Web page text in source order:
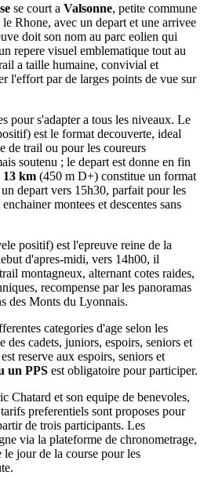
se court a Valsonne, petite commune
Rhone, avec un depart et une arrivee
doit son nom au parc eolien qui
repere visuel emblematique tout au
a taille humaine, convivial et
l'effort par de larges points de vue sur
pour s'adapter a tous les niveaux. Le
est le format decouverte, ideal
de trail ou pour les coureurs
soutenu ; le depart est donne en fin
13 km (450 m D+) constitue un format
depart vers 15h30, parfait pour les
montees et descentes sans
positif) est l'epreuve reine de la
d'apres-midi, vers 14h00, il
montagneux, alternant cotes raides,
recompense par les panoramas
des Monts du Lyonnais.
categories d'age selon les
des cadets, juniors, espoirs, seniors et
reserve aux espoirs, seniors et
un PPS est obligatoire pour participer.
Chatard et son equipe de benevoles,
preferentiels sont proposes pour
de trois participants. Les
via la plateforme de chronometrage,
jour de la course pour les